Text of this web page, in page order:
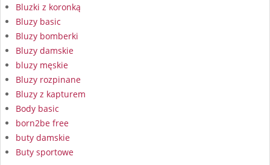
Bluzki z koronką
Bluzy basic
Bluzy bomberki
Bluzy damskie
bluzy męskie
Bluzy rozpinane
Bluzy z kapturem
Body basic
born2be free
buty damskie
Buty sportowe